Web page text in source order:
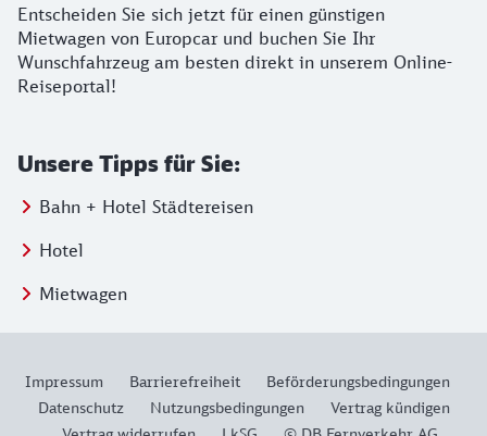
Entscheiden Sie sich jetzt für einen günstigen
Mietwagen von Europcar und buchen Sie Ihr
Wunschfahrzeug am besten direkt in unserem Online-
Reiseportal!
Unsere Tipps für Sie:
Bahn + Hotel Städtereisen
Hotel
Mietwagen
Impressum Barrierefreiheit
Beförderungsbedingungen
Datenschutz
Nutzungsbedingungen
Vertrag kündigen